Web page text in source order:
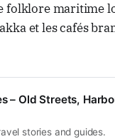
folklore maritime
et les cafés
– Old Streets,
stories and guides.